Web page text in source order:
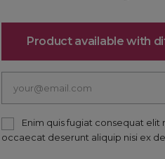
Product available with
Enim quis fugiat consequat elit
occaecat deserunt aliquip nisi ex